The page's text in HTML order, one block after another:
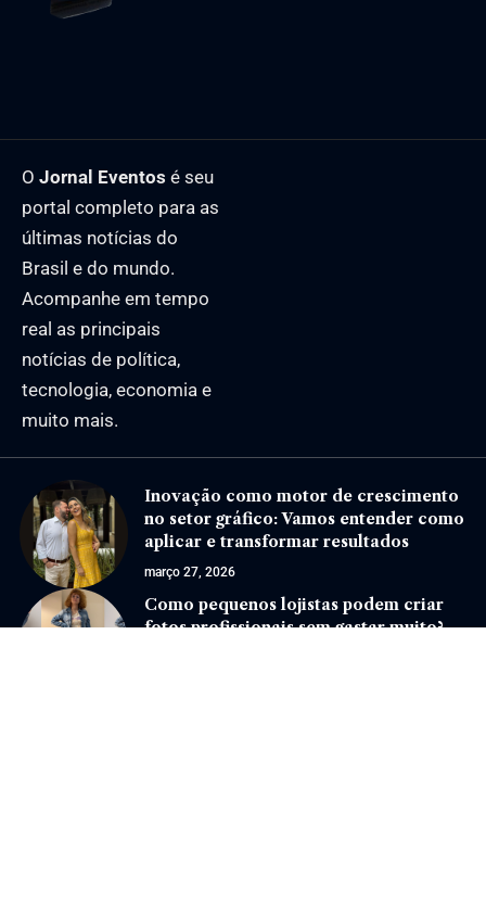
O Jornal Eventos é seu
portal completo para as
últimas notícias do
Brasil e do mundo.
Acompanhe em tempo
real as principais
notícias de política,
tecnologia, economia e
muito mais.
Inovação como motor de crescimento
no setor gráfico: Vamos entender como
aplicar e transformar resultados
março 27, 2026
Como pequenos lojistas podem criar
fotos profissionais sem gastar muito?